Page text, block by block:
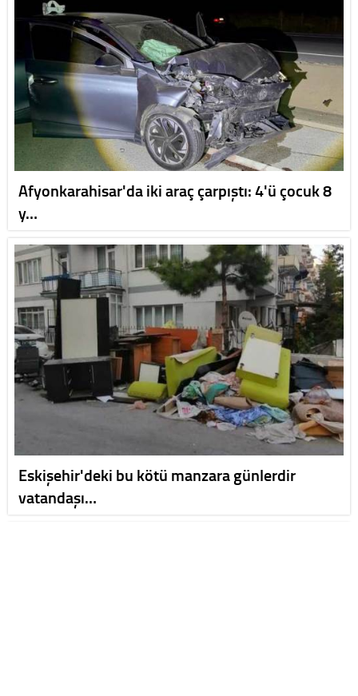
Afyonkarahisar'da iki araç çarpıştı: 4'ü çocuk 8
y…
Eskişehir'deki bu kötü manzara günlerdir
vatandaşı…